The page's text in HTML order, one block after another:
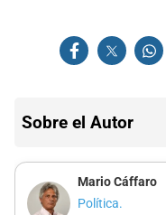
Sobre el Autor
Mario Cáffaro
Política.